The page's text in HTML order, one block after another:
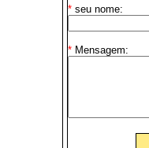
*seu nome:
*Mensagem: